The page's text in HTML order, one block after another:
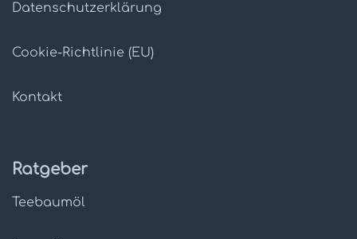
Datenschutz­erklärung
Cookie-Richtlinie (EU)
Kontakt
Ratgeber
Teebaumöl